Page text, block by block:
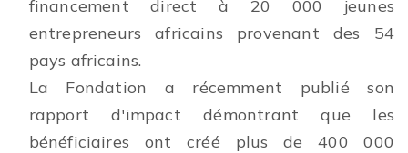
financement direct à 20 000 jeunes
entrepreneurs africains provenant des 54
pays africains.
La Fondation a récemment publié son
rapport d'impact démontrant que les
bénéficiaires ont créé plus de 400 000